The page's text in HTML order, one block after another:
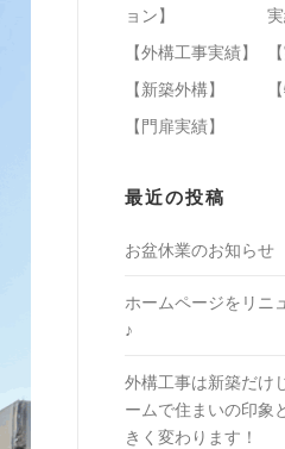
ョン】
実
【外構工事実績】
【新築外構】
【門扉実績】
最近の投稿
お盆休業のお知らせ
ホームページをリニ
♪
外構工事は新築だけ
ームで住まいの印象
きく変わります！